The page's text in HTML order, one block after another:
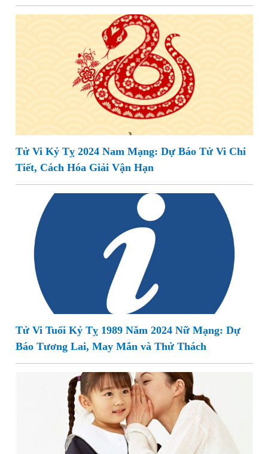
Tử Vi Kỷ Tỵ 2024 Nam Mạng: Dự Báo Tử Vi Chi
Tiết, Cách Hóa Giải Vận Hạn
Tử Vi Tuổi Kỷ Tỵ 1989 Năm 2024 Nữ Mạng: Dự
Báo Tương Lai, May Mắn và Thử Thách